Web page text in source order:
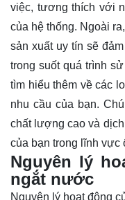
việc, tương thích với
của hệ thống. Ngoài
sản xuất uy tín sẽ
trong suốt quá trình
tìm hiểu thêm về các
nhu cầu của bạn.
chất lượng cao và
của bạn trong lĩnh vực
Nguyên lý
ngắt nước
Nguyên lý hoạt động